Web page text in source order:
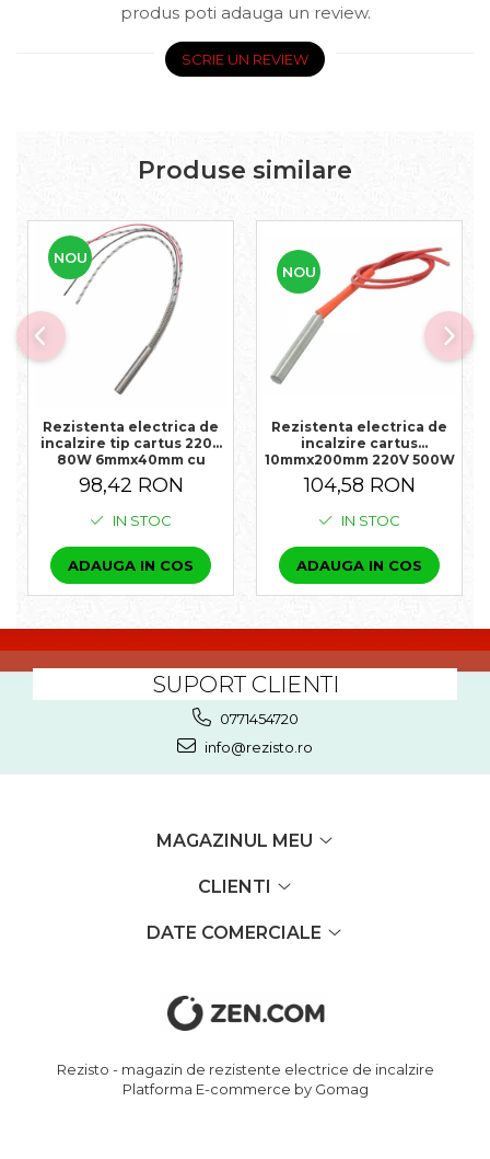
produs poti adauga un review.
SCRIE UN REVIEW
Produse similare
NOU
Rezistenta electrica de
incalzire tip cartus 220V
80W 6mmx40mm cu
termocupla incorporata
98,42 RON
IN STOC
ADAUGA IN COS
NOU
Rezistenta electrica de
incalzire cartus
10mmx200mm 220V 500W
104,58 RON
IN STOC
ADAUGA IN COS
SUPORT CLIENTI
0771454720
info@rezisto.ro
MAGAZINUL MEU
CLIENTI
DATE COMERCIALE
Rezisto - magazin de rezistente electrice de incalzire
Platforma E-commerce by Gomag